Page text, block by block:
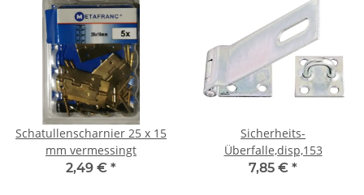
Schatullenscharnier 25 x 15
mm vermessingt
2,49 € *
Sicherheits-
Überfalle,disp,153
7,85 € *